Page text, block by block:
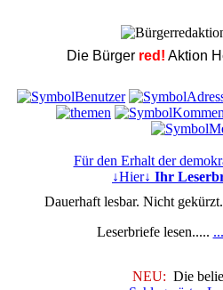
Die Bürger red! Aktion
Für den Erhalt der
↓Hier↓ Ihr
Dauerhaft lesbar. Nicht
Leserbriefe lesen.....
NEU: Die